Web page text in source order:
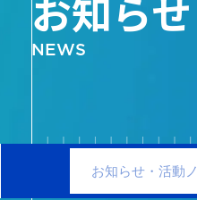
お知らせ
NEWS